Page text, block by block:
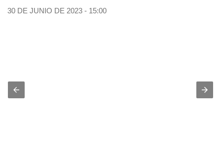
30 DE JUNIO DE 2023 - 15:00